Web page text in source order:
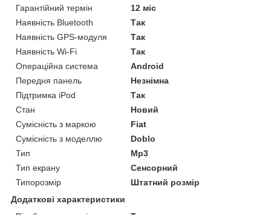
Гарантійний термін
12 міс
Наявність Bluetooth
Так
Наявність GPS-модуля
Так
Наявність Wi-Fi
Так
Операційна система
Android
Передня панель
Незнімна
Підтримка iPod
Так
Стан
Новий
Сумісність з маркою
Fiat
Сумісність з моделлю
Doblo
Тип
Mp3
Тип екрану
Сенсорний
Типорозмір
Штатний розмір
Додаткові характеристики